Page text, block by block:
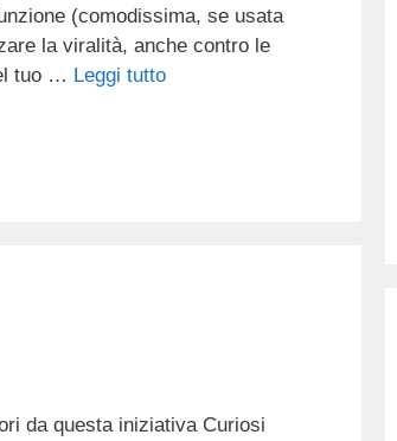
(comodissima, se usata
la viralità, anche contro le
tuo … Leggi tutto
da questa iniziativa Curiosi